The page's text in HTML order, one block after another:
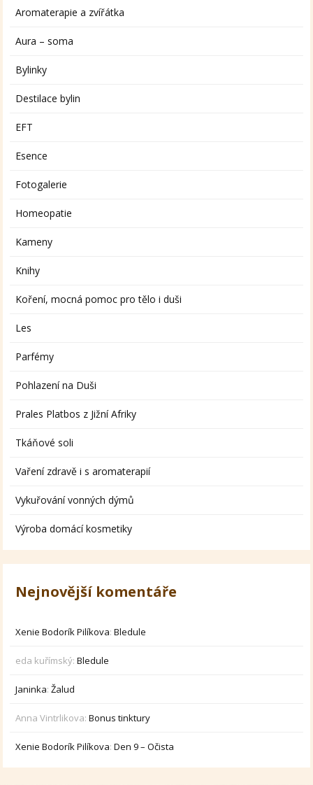
Aromaterapie a zvířátka
Aura – soma
Bylinky
Destilace bylin
EFT
Esence
Fotogalerie
Homeopatie
Kameny
Knihy
Koření, mocná pomoc pro tělo i duši
Les
Parfémy
Pohlazení na Duši
Prales Platbos z Jižní Afriky
Tkáňové soli
Vaření zdravě i s aromaterapií
Vykuřování vonných dýmů
Výroba domácí kosmetiky
Nejnovější komentáře
Xenie Bodorík Pilíkova:Bledule
eda kuřímský:Bledule
Janinka:Žalud
Anna Vintrlikova:Bonus tinktury
Xenie Bodorík Pilíkova:Den 9 – Očista